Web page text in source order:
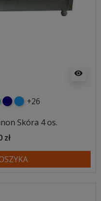
visibility
granatowy
niebieski
+26
Skóra 4 os.
zł